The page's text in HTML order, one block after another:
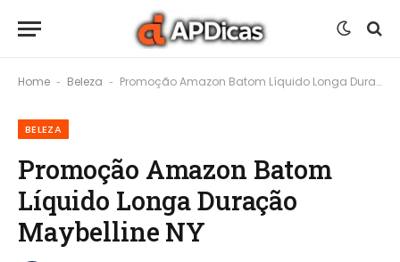
Home - Beleza - Promoção Amazon Batom Líquido Longa Duração Maybelline NY
BELEZA
Promoção Amazon Batom
Líquido Longa Duração
Maybelline NY